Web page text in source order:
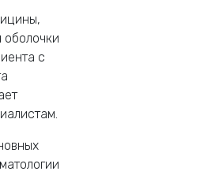
оболочки
с